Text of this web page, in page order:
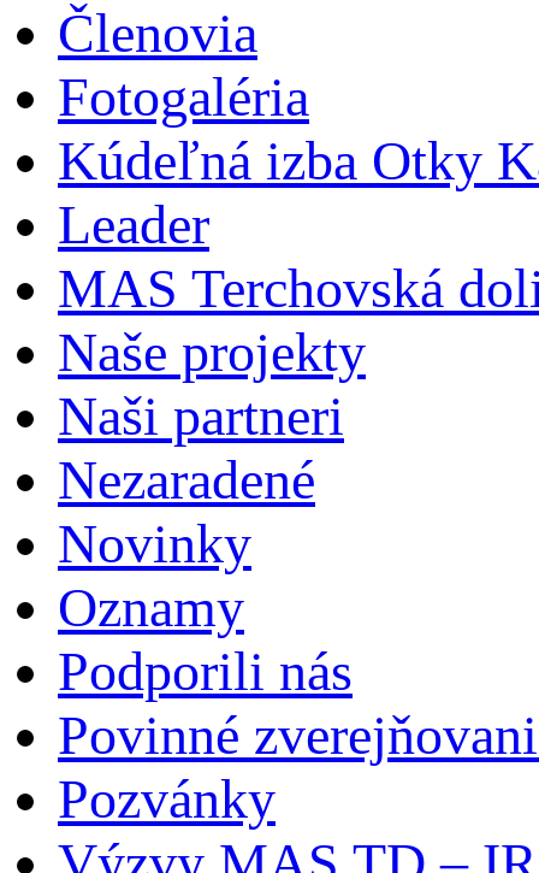
Členovia
Fotogaléria
Kúdeľná izba Otky
Leader
MAS Terchovská
Naše projekty
Naši partneri
Nezaradené
Novinky
Oznamy
Podporili nás
Povinné
Pozvánky